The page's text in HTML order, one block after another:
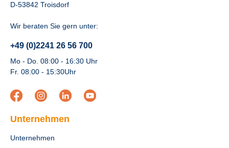
D-53842 Troisdorf
Wir beraten Sie gern unter:
+49 (0)2241 26 56 700
Mo - Do. 08:00 - 16:30 Uhr
Fr. 08:00 - 15:30Uhr
Unternehmen
Unternehmen